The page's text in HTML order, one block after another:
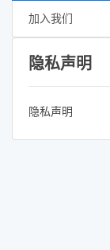
加入我们
隐私声明
隐私声明